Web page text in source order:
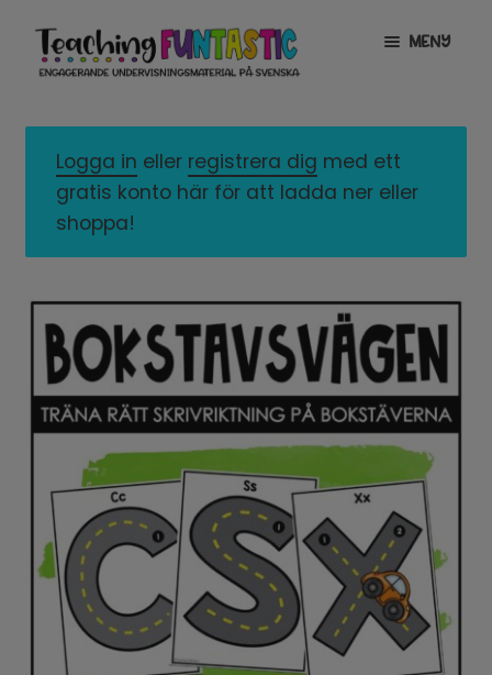
Hoppa
till
navigering
Gå
till
innehåll
MENY
MITT KONTO
GRATISMATERIAL
LICENSER
EXPANDERA
UNDERMENY
TYPSNITT
Logga in eller registrera dig med ett
gratis konto här för att ladda ner eller
shoppa!